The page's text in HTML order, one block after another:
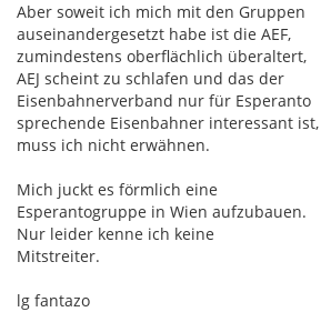
Aber soweit ich mich mit den Gruppen
auseinandergesetzt habe ist die AEF,
zumindestens oberflächlich überaltert,
AEJ scheint zu schlafen und das der
Eisenbahnerverband nur für Esperanto
sprechende Eisenbahner interessant ist,
muss ich nicht erwähnen.
Mich juckt es förmlich eine
Esperantogruppe in Wien aufzubauen.
Nur leider kenne ich keine
Mitstreiter.
lg fantazo